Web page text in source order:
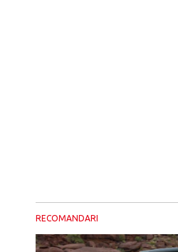
RECOMANDARI